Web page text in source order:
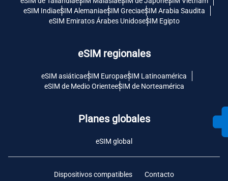
eSIM IndiaeSIM AlemaniaeSIM GreciaeSIM Arabia Saudita
eSIM Emiratos Árabes UnidoseSIM Egipto
eSIM regionales
eSIM asiáticaeSIM EuropaeSIM Latinoamérica
eSIM de Medio OrienteeSIM de Norteamérica
Planes globales
eSIM global
Dispositivos compatibles Contacto